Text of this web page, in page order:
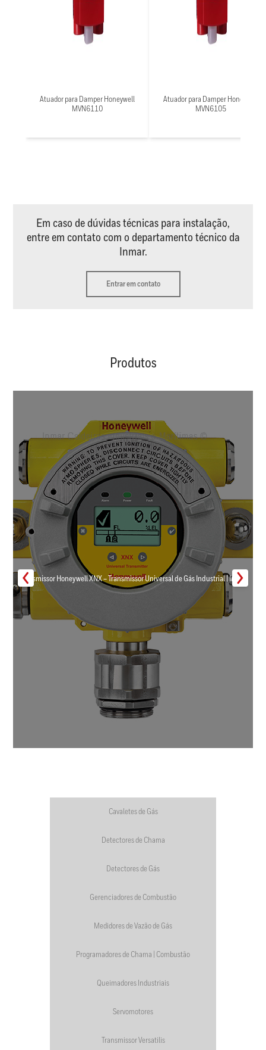
Atuador para Damper Honeywell
MVN6110
Atuador para Damper Honeywell
MVN6105
Em caso de dúvidas técnicas para instalação,
entre em contato com o departamento técnico da
Inmar.
Entrar em contato
Produtos
Transmissor Honeywell XNX – Transmissor Universal de Gás Industrial | Inmar
Cavaletes de Gás
Detectores de Chama
Detectores de Gás
Gerenciadores de Combustão
Medidores de Vazão de Gás
Programadores de Chama | Combustão
Queimadores Industriais
Servomotores
Transmissor Versatilis